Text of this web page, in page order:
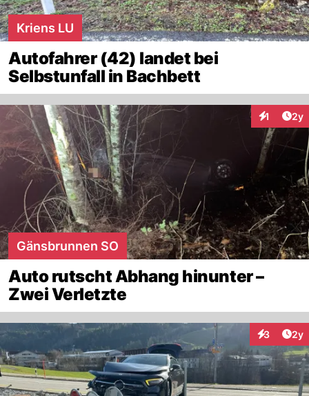
Kriens LU
Autofahrer (42) landet bei
Selbstunfall in Bachbett
1 2y
Gänsbrunnen SO
Auto rutscht Abhang hinunter –
Zwei Verletzte
3 2y